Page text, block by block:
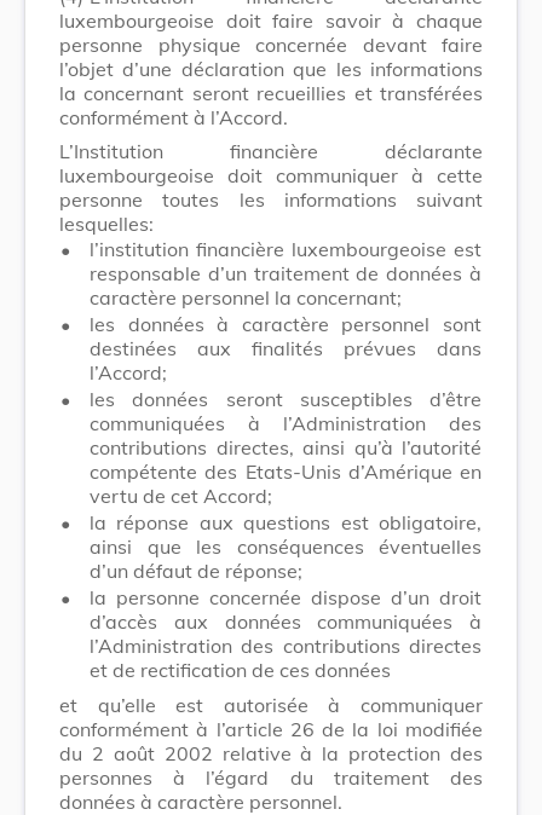
luxembourgeoise doit faire savoir à chaque
personne physique concernée devant faire
l’objet d’une déclaration que les informations
la concernant seront recueillies et transférées
conformément à l’Accord.
L’Institution financière déclarante
luxembourgeoise doit communiquer à cette
personne toutes les informations suivant
lesquelles:
•
l’institution financière luxembourgeoise est
responsable d’un traitement de données à
caractère personnel la concernant;
•
les données à caractère personnel sont
destinées aux finalités prévues dans
l’Accord;
•
les données seront susceptibles d’être
communiquées à l’Administration des
contributions directes, ainsi qu’à l’autorité
compétente des Etats-Unis d’Amérique en
vertu de cet Accord;
•
la réponse aux questions est obligatoire,
ainsi que les conséquences éventuelles
d’un défaut de réponse;
•
la personne concernée dispose d’un droit
d’accès aux données communiquées à
l’Administration des contributions directes
et de rectification de ces données
et qu’elle est autorisée à communiquer
conformément à l’article 26 de la loi modifiée
du 2 août 2002 relative à la protection des
personnes à l’égard du traitement des
données à caractère personnel.